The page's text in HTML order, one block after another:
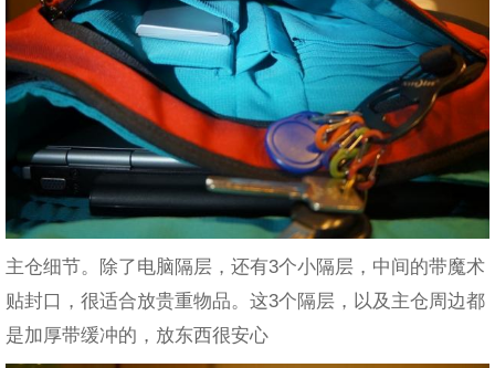
主仓细节。除了电脑隔层，还有3个小隔层，中间的带魔术
贴封口，很适合放贵重物品。这3个隔层，以及主仓周边都
是加厚带缓冲的，放东西很安心